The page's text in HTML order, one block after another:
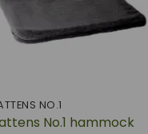
NO.1
No.1 hammock